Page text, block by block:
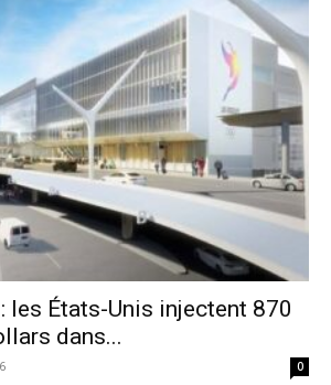
les États-Unis injectent 870
dans...
0